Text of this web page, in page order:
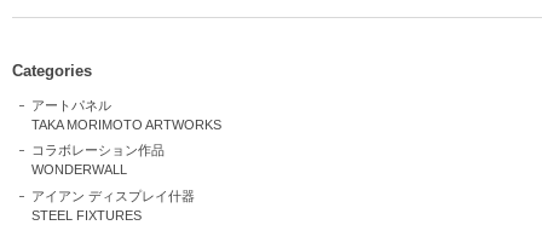
Categories
アートパネル
TAKA MORIMOTO ARTWORKS
コラボレーション作品
WONDERWALL
アイアン ディスプレイ什器
STEEL FIXTURES